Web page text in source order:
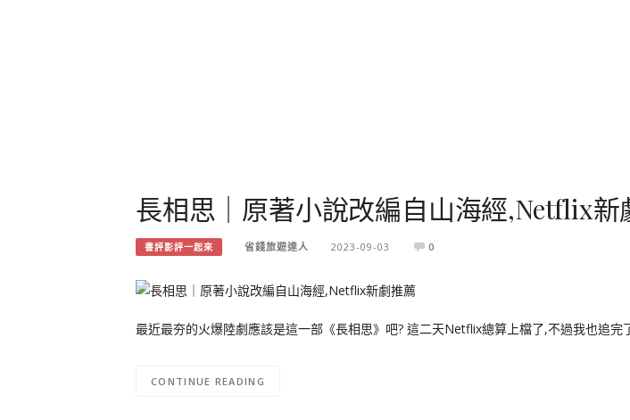
長相思｜原著小說改編自山海經,Netflix新
書評影評一起來 省錢旅遊達人 2023-09-03 0
最近最夯的火爆陸劇應該是這一部《長相思》吧? 這二天Netflix總算上檔了,不過我也追
CONTINUE READING